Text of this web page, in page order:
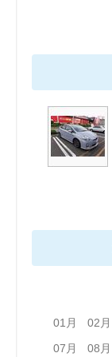
01月 02月
07月
08月